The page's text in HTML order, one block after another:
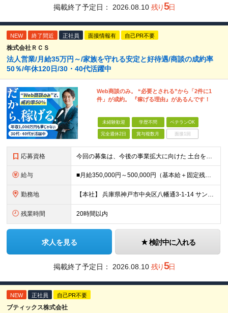
掲載終了予定日： 2026.08.10 残り5日
NEW 終了間近 正社員 面接情報有 自己PR不要
株式会社ＲＣＳ
法人営業/月給35万円～/家族を守れる安定と好待遇/商談の成約率
50％/年休120日/30・40代活躍中
Web商談のみ。 “必要とされる”から「2件に1
件」が成約。 『稼げる理由』があるんです！
未経験歓迎 学歴不問 ベテランOK
完全週休2日 賞与複数月 面接1回
応募資格 今回の募集は、今後の事業拡大に向けた 土台を築いていくための"増員"募集です。 急な欠員や業務過多が理由の急募ではなく、 先を見据えた『育成前提』の採用なので、 少しでも興味があればぜひご応募くださ
給与 ■月給350,000円～500,000円（基本給＋固定残業代＋その他手当）＋インセンティブ ∟基本給268,400円～411,700円 固定残業代57,600円～88,300円（28時間分）
勤務地 【本社】 兵庫県神戸市中央区八幡通3-1-14 サンシポートビル6F ★転居を伴う転勤はありません ＜アクセス＞ ・海岸線「三宮・花時計前駅」より徒歩2分 ・阪神本線「神戸三宮駅」より徒歩6分 ・阪
残業時間 20時間以内
求人を見る 検討中に入れる
掲載終了予定日： 2026.08.10 残り5日
NEW 正社員 自己PR不要
ブティックス株式会社